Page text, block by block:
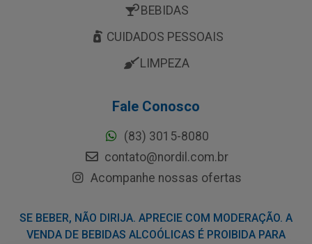
BEBIDAS
CUIDADOS PESSOAIS
LIMPEZA
Fale Conosco
(83) 3015-8080
contato@nordil.com.br
Acompanhe nossas ofertas
SE BEBER, NÃO DIRIJA. APRECIE COM MODERAÇÃO. A
VENDA DE BEBIDAS ALCOÓLICAS É PROIBIDA PARA